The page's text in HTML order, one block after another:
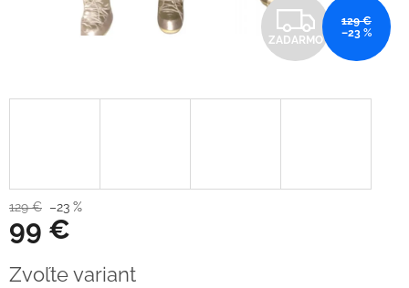
Z
A
D
ZADARMO
129 €
–23 %
129 € –23 %
99 €
cena:
Zvoľte variant